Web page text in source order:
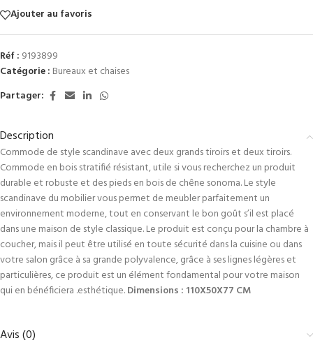
Ajouter au favoris
Réf : 9193899
Catégorie : Bureaux et chaises
Partager:
Description
Commode de style scandinave avec deux grands tiroirs et deux tiroirs.
Commode en bois stratifié résistant, utile si vous recherchez un produit
durable et robuste et des pieds en bois de chêne sonoma. Le style
scandinave du mobilier vous permet de meubler parfaitement un
environnement moderne, tout en conservant le bon goût s’il est placé
dans une maison de style classique. Le produit est conçu pour la chambre à
coucher, mais il peut être utilisé en toute sécurité dans la cuisine ou dans
votre salon grâce à sa grande polyvalence, grâce à ses lignes légères et
particulières, ce produit est un élément fondamental pour votre maison
qui en bénéficiera .esthétique.Dimensions : 110X50X77 CM
Avis (0)